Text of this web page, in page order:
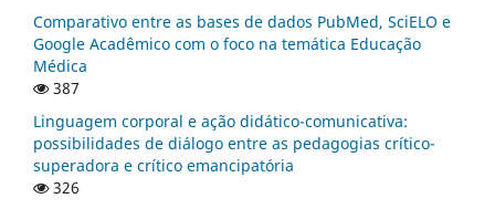
Comparativo entre as bases de dados PubMed, SciELO e
Google Acadêmico com o foco na temática Educação
Médica
387
Linguagem corporal e ação didático-comunicativa:
possibilidades de diálogo entre as pedagogias crítico-
superadora e crítico emancipatória
326